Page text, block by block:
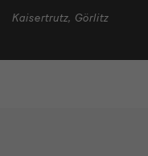
Kaisertrutz, Görlitz